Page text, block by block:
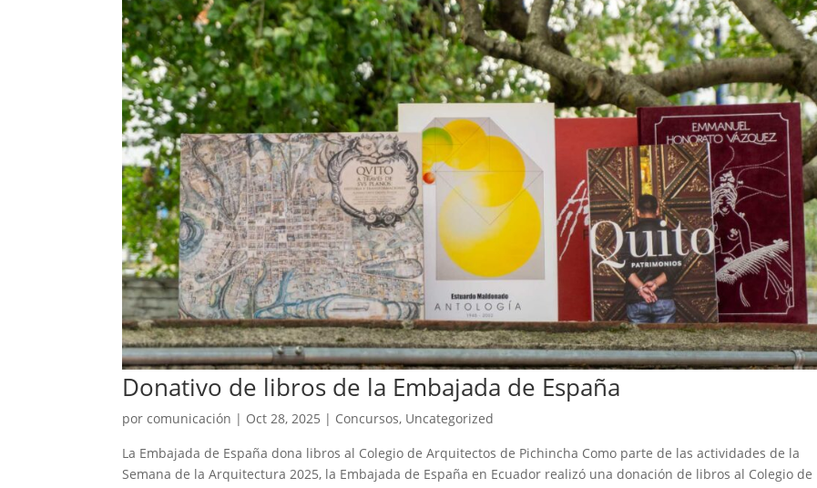
Donativo de libros de la Embajada de España
porcomunicación | Oct 28, 2025 | Concursos, Uncategorized
La Embajada de España dona libros al Colegio de Arquitectos de Pichincha Como parte de las actividades de la
Semana de la Arquitectura 2025, la Embajada de España en Ecuador realizó una donación de libros al Colegio de